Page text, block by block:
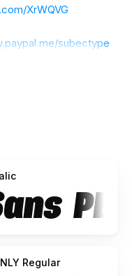
XrWQVG
subectype
mengerti dan
penggunaan font
yang sifatnya tidak
Regular